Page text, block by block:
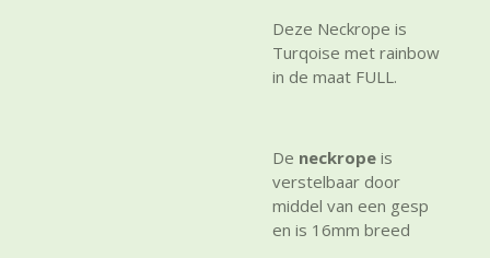
Deze Neckrope is
Turqoise met rainbow
in de maat FULL.
De neckrope is
verstelbaar door
middel van een gesp
en is 16mm breed